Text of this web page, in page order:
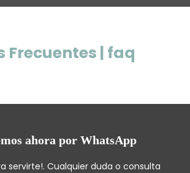
Frecuentes | faq
ahora por WhatsApp
servirte!. Cualquier duda o consulta